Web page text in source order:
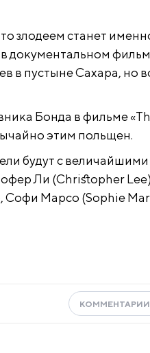
злодеем станет
документальном
в пустыне Сахара, но
Бонда в фильме
этим польщен.
будут с величайшими
Ли (Christopher
Софи Марсо (Sophie
КОММЕНТАРИИ